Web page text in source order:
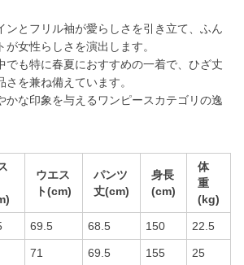
ンとフリル袖が愛らしさを引き立て、ふん
女性らしさを演出します。
でも特に春夏におすすめの一着で、ひざ丈
を兼ね備えています。
かな印象を与えるワンピースカテゴリの逸
ウエス
ト(cm)
パンツ
丈(cm)
身長
(cm)
体
重
(kg)
69.5 68.5 150 22.5
71 69.5 155 25